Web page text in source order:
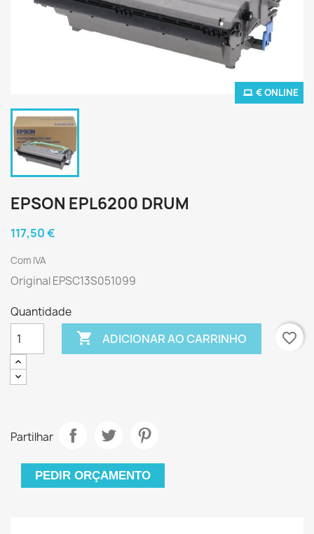
€ ONLINE
EPSON EPL6200 DRUM
117,50 €
Com IVA
Original EPSC13S051099
Quantidade
 ADICIONAR AO CARRINHO favorite_border
Partilhar
PEDIR ORÇAMENTO